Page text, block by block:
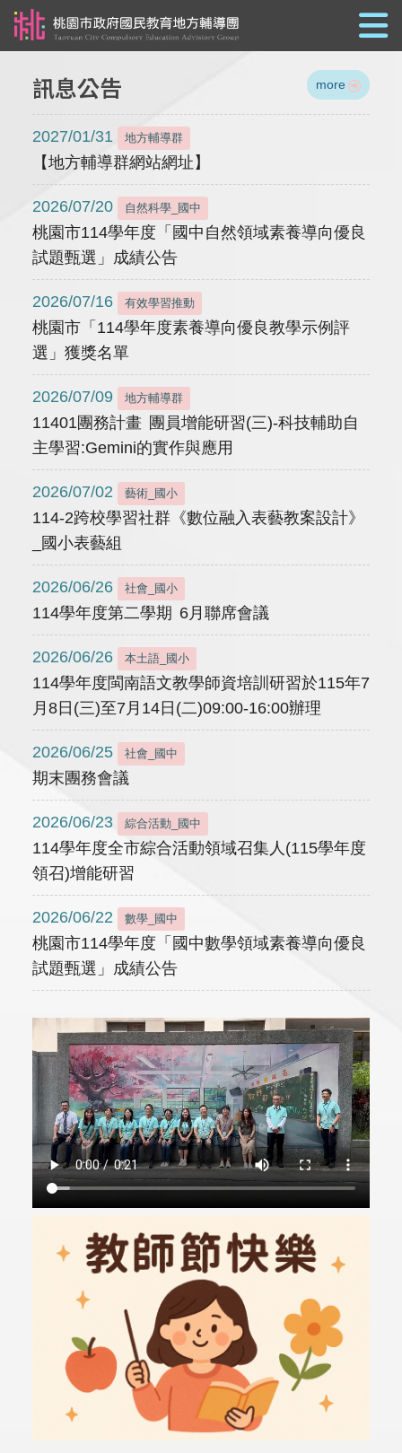
訊息公告 more
2027/01/31 地方輔導群
【地方輔導群網站網址】
2026/07/20 自然科學_國中
桃園市114學年度「國中自然領域素養導向優良
試題甄選」成績公告
2026/07/16 有效學習推動
桃園市「114學年度素養導向優良教學示例評
選」獲獎名單
2026/07/09 地方輔導群
11401團務計畫 團員增能研習(三)-科技輔助自
主學習:Gemini的實作與應用
2026/07/02 藝術_國小
114-2跨校學習社群《數位融入表藝教案設計》
_國小表藝組
2026/06/26 社會_國小
114學年度第二學期 6月聯席會議
2026/06/26 本土語_國小
114學年度閩南語文教學師資培訓研習於115年7
月8日(三)至7月14日(二)09:00-16:00辦理
2026/06/25 社會_國中
期末團務會議
2026/06/23 綜合活動_國中
114學年度全市綜合活動領域召集人(115學年度
領召)增能研習
2026/06/22 數學_國中
桃園市114學年度「國中數學領域素養導向優良
試題甄選」成績公告